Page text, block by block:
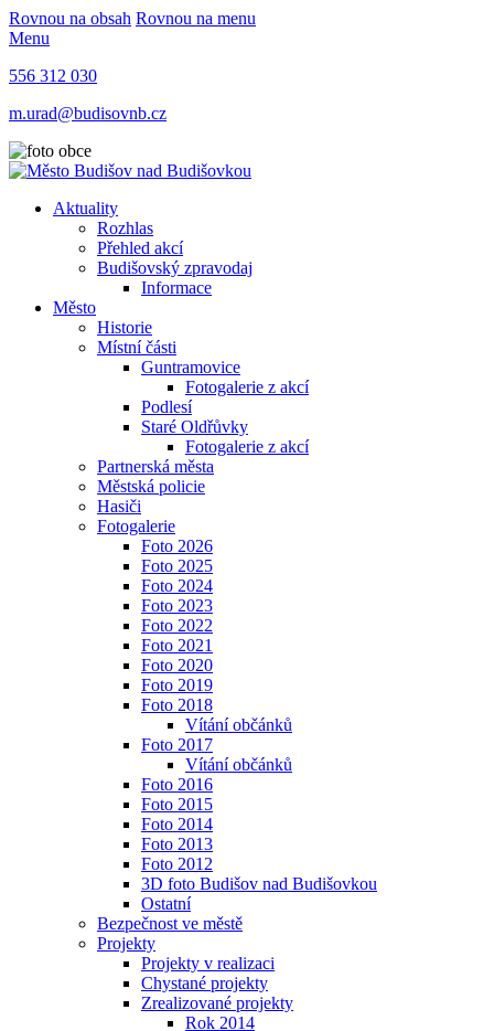
Rovnou na obsah Rovnou na menu
Menu
556 312 030
m.urad@budisovnb.cz
Aktuality
Rozhlas
Přehled akcí
Budišovský zpravodaj
Informace
Město
Historie
Místní části
Guntramovice
Fotogalerie z akcí
Podlesí
Staré Oldřůvky
Fotogalerie z akcí
Partnerská města
Městská policie
Hasiči
Fotogalerie
Foto 2026
Foto 2025
Foto 2024
Foto 2023
Foto 2022
Foto 2021
Foto 2020
Foto 2019
Foto 2018
Vítání občánků
Foto 2017
Vítání občánků
Foto 2016
Foto 2015
Foto 2014
Foto 2013
Foto 2012
3D foto Budišov nad Budišovkou
Ostatní
Bezpečnost ve městě
Projekty
Projekty v realizaci
Chystané projekty
Zrealizované projekty
Rok 2014